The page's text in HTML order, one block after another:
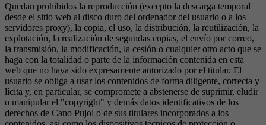
Quedan prohibidos la reproducción (excepto la descarga temporal
desde el sitio web al disco duro del ordenador del usuario o a los
servidores proxy), la copia, el uso, la distribución, la reutilización, la
explotación, la realización de segundas copias, el envío por correo,
la transmisión, la modificación, la cesión o cualquier otro acto que se
haga con la totalidad o parte de la información contenida en esta
web que no haya sido expresamente autorizado por el titular. El
usuario se obliga a usar los contenidos de forma diligente, correcta y
lícita y, en particular, se compromete a abstenerse de suprimir, eludir
o manipular el "copyright" y demás datos identificativos de los
derechos de Cano Pujol o de sus titulares incorporados a los